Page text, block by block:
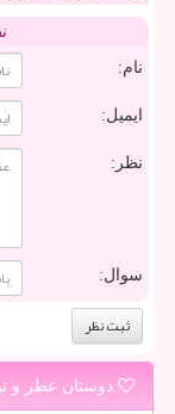
نام:
ایمیل:
نظر:
سوال:
دوستان عطر و